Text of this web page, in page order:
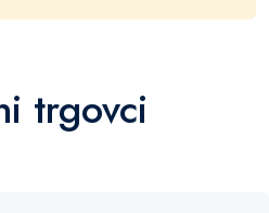
trgovci